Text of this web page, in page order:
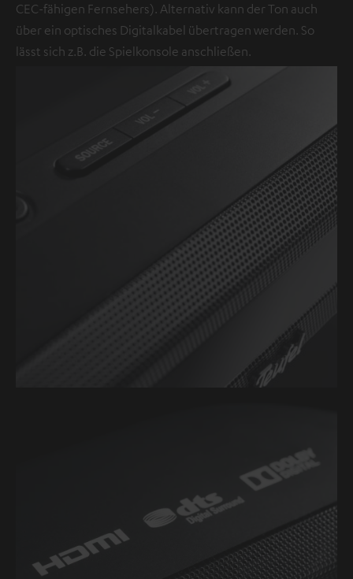
CEC-fähigen Fernsehers). Alternativ kann der Ton auch
über ein optisches Digitalkabel übertragen werden. So
lässt sich z.B. die Spielkonsole anschließen.